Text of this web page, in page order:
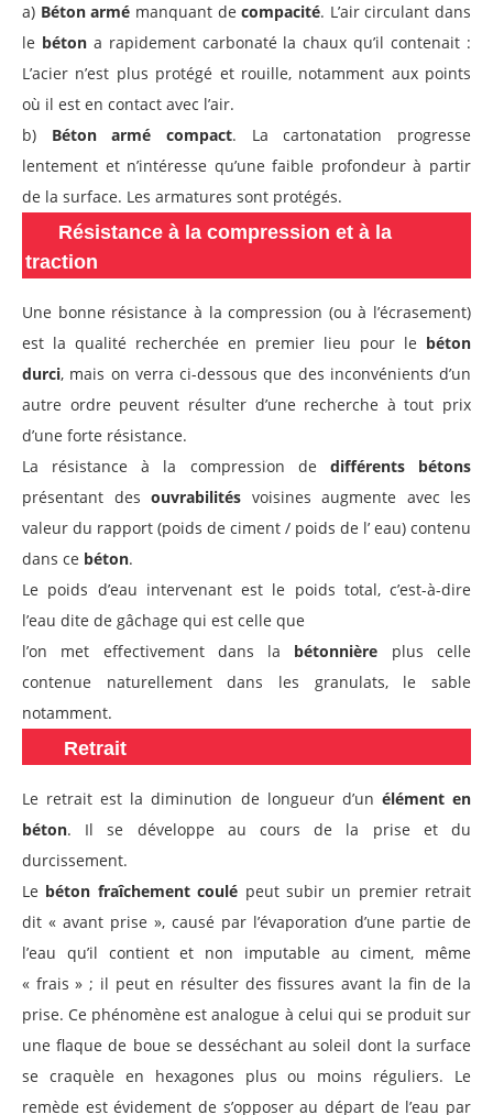
a) Béton armé manquant de compacité. L’air circulant dans
le bétona rapidement carbonaté la chaux qu’il contenait :
L’acier n’est plus protégé et rouille, notamment aux points
où il est en contact avec l’air.
b) Béton armé compact. La cartonatation progresse
lentement et n’intéresse qu’une faible profondeur à partir
de la surface. Les armatures sont protégés.
Résistance à la compression et à la
traction
Une bonne résistance à la compression (ou à l’écrasement)
est la qualité recherchée en premier lieu pour le béton
durci, mais on verra ci-dessous que des inconvénients d’un
autre ordre peuvent résulter d’une recherche à tout prix
d’une forte résistance.
La résistance à la compression de différents bétons
présentant des ouvrabilités voisines augmente avec les
valeur du rapport (poids de ciment / poids de l’ eau) contenu
dans ce béton.
Le poids d’eau intervenant est le poids total, c’est-à-dire
l’eau dite de gâchage qui est celle que
l’on met effectivement dans la bétonnière plus celle
contenue naturellement dans les granulats, le sable
notamment.
Retrait
Le retrait est la diminution de longueur d’un élément en
béton. Il se développe au cours de la prise et du
durcissement.
Le béton fraîchement coulé peut subir un premier retrait
dit « avant prise », causé par l’évaporation d’une partie de
l’eau qu’il contient et non imputable au ciment, même
« frais » ; il peut en résulter des fissures avant la fin de la
prise. Ce phénomène est analogue à celui qui se produit sur
une flaque de boue se desséchant au soleil dont la surface
se craquèle en hexagones plus ou moins réguliers. Le
remède est évidement de s’opposer au départ de l’eau par